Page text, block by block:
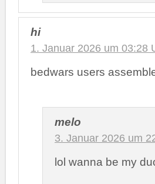
hi
1. Januar 2026 um 03:28
bedwars users
melo
3. Januar 2026 um
lol wanna be my